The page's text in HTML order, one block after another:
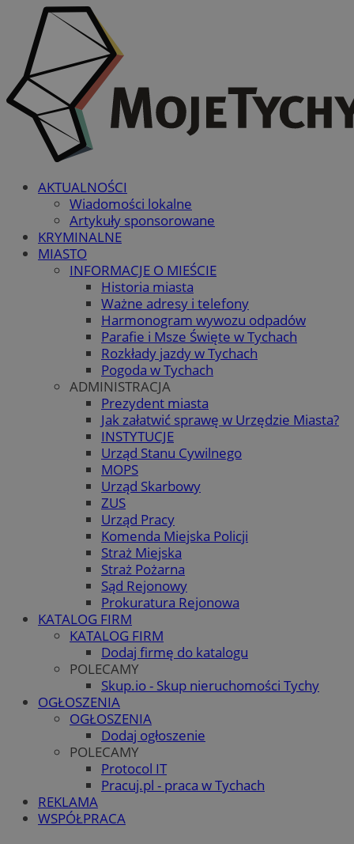
AKTUALNOŚCI
Wiadomości lokalne
Artykuły sponsorowane
KRYMINALNE
MIASTO
INFORMACJE O MIEŚCIE
Historia miasta
Ważne adresy i telefony
Harmonogram wywozu odpadów
Parafie i Msze Święte w Tychach
Rozkłady jazdy w Tychach
Pogoda w Tychach
ADMINISTRACJA
Prezydent miasta
Jak załatwić sprawę w Urzędzie Miasta?
INSTYTUCJE
Urząd Stanu Cywilnego
MOPS
Urząd Skarbowy
ZUS
Urząd Pracy
Komenda Miejska Policji
Straż Miejska
Straż Pożarna
Sąd Rejonowy
Prokuratura Rejonowa
KATALOG FIRM
KATALOG FIRM
Dodaj firmę do katalogu
POLECAMY
Skup.io - Skup nieruchomości Tychy
OGŁOSZENIA
OGŁOSZENIA
Dodaj ogłoszenie
POLECAMY
Protocol IT
Pracuj.pl - praca w Tychach
REKLAMA
WSPÓŁPRACA